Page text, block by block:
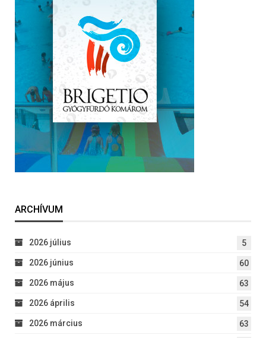
ARCHÍVUM
2026 július 5
2026 június 60
2026 május 63
2026 április 54
2026 március 63